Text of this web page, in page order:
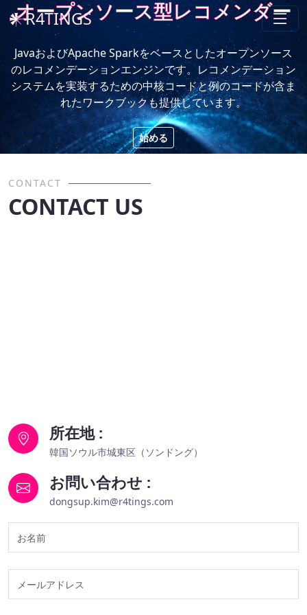
𒀭R4TINGS
オープンソース型レコメンダー
JavaおよびApache Sparkをベースとしたオープンソース
のレコメンデーションエンジンです。レコメンデーション
システムを実装するための中核コードと例のコードが含ま
れたワークブックも提供しています。
始める
CONTACT
CONTACT US
所在地 :
韓国ソウル市城東区（ソンドング）
お問い合わせ :
dongsup.kim@r4tings.com